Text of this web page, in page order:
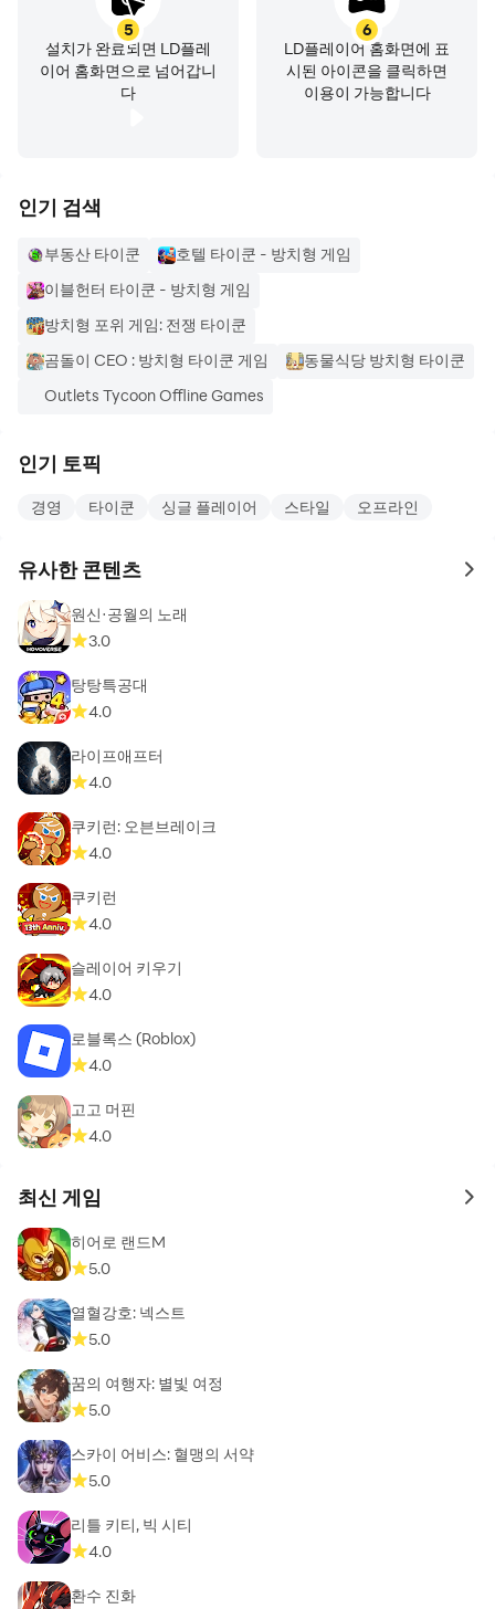
08503 445-87-00238 1735-0152-0400-6719 본인
5
설치가 완료되면 LD플레
이어 홈화면으로 넘어갑니
다
6
LD플레이어 홈화면에 표
시된 아이콘을 클릭하면
이용이 가능합니다
인기 검색
부동산 타이쿤
호텔 타이쿤 - 방치형 게임
이블헌터 타이쿤 - 방치형 게임
방치형 포위 게임: 전쟁 타이쿤
곰돌이 CEO : 방치형 타이쿤 게임
동물식당 방치형 타이쿤
Outlets Tycoon Offline Games
인기 토픽
경영 타이쿤 싱글 플레이어 스타일 오프라인
유사한 콘텐츠 to
원신·공월의 노래
3.0
탕탕특공대
4.0
라이프애프터
4.0
쿠키런: 오븐브레이크
4.0
쿠키런
4.0
슬레이어 키우기
4.0
로블록스 (Roblox)
4.0
고고 머핀
4.0
최신 게임 to
히어로 랜드M
5.0
열혈강호: 넥스트
5.0
꿈의 여행자: 별빛 여정
5.0
스카이 어비스: 혈맹의 서약
5.0
리틀 키티, 빅 시티
4.0
환수 진화